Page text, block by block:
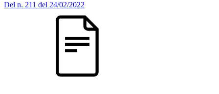
Del n. 211 del 24/02/2022